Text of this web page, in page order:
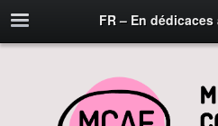
FR – En